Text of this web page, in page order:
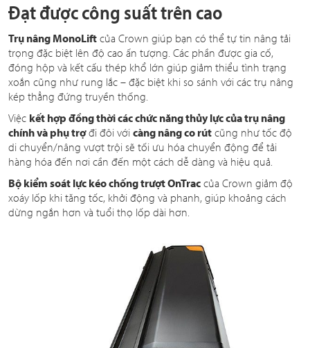
Đạt được công suất trên cao
Trụ nâng MonoLift của Crown giúp bạn có thể tự tin nâng tải
trọng đặc biệt lên độ cao ấn tượng. Các phần được gia cố,
đóng hộp và kết cấu thép khổ lớn giúp giảm thiểu tình trạng
xoắn cũng như rung lắc – đặc biệt khi so sánh với các trụ nâng
kép thẳng đứng truyền thống.
Việc kết hợp đồng thời các chức năng thủy lực của trụ nâng
chính và phụ trợđi đôi với càng nâng co rút cũng như tốc độ
di chuyển/nâng vượt trội sẽ tối ưu hóa chuyển động để tải
hàng hóa đến nơi cần đến một cách dễ dàng và hiệu quả.
Bộ kiểm soát lực kéo chống trượt OnTrac của Crown giảm độ
xoáy lốp khi tăng tốc, khởi động và phanh, giúp khoảng cách
dừng ngắn hơn và tuổi thọ lốp dài hơn.